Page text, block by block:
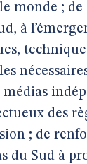
monde ;
à
des
; de
du Sud à